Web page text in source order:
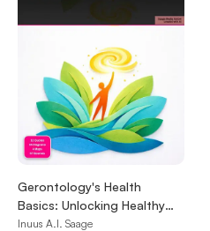
Gerontology's Health
Basics: Unlocking Healthy
Aging & Longevity Science
Inuus A.I. Saage